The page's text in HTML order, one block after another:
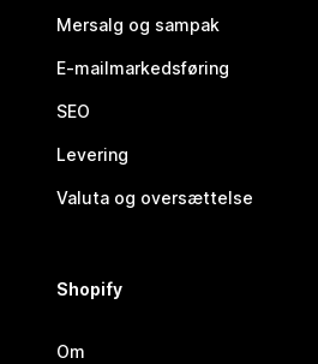
Mersalg og sampak
E-mailmarkedsføring
SEO
Levering
Valuta og oversættelse
Shopify
Om